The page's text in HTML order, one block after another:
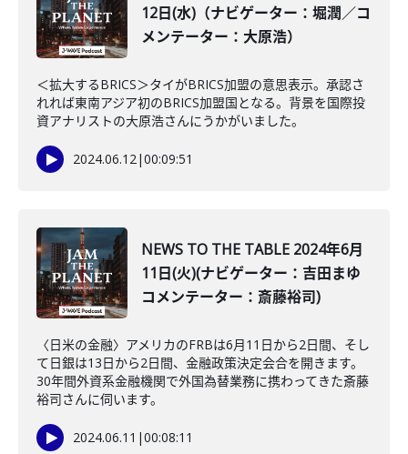
12日(水)（ナビゲーター：堀潤／コ
メンテーター：大原浩）
＜拡大するBRICS＞タイがBRICS加盟の意思表示。承認さ
れれば東南アジア初のBRICS加盟国となる。背景を国際投
資アナリストの大原浩さんにうかがいました。
2024.06.12|00:09:51
NEWS TO THE TABLE 2024年6月
11日(火)(ナビゲーター：吉田まゆ
コメンテーター：斎藤裕司)
〈日米の金融〉アメリカのFRBは6月11日から2日間、そし
て日銀は13日から2日間、金融政策決定会合を開きます。
30年間外資系金融機関で外国為替業務に携わってきた斎藤
裕司さんに伺います。
2024.06.11 |00:08:11